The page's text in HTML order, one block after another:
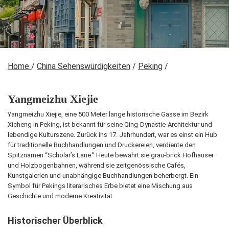
Home / China Sehenswürdigkeiten / Peking /
Yangmeizhu Xiejie
Yangmeizhu Xiejie, eine 500 Meter lange historische Gasse im Bezirk
Xicheng in Peking, ist bekannt für seine Qing-Dynastie-Architektur und
lebendige Kulturszene. Zurück ins 17. Jahrhundert, war es einst ein Hub
für traditionelle Buchhandlungen und Druckereien, verdiente den
Spitznamen “Scholar’s Lane.” Heute bewahrt sie grau-brick Hofhäuser
und Holzbogenbahnen, während sie zeitgenössische Cafés,
Kunstgalerien und unabhängige Buchhandlungen beherbergt. Ein
Symbol für Pekings literarisches Erbe bietet eine Mischung aus
Geschichte und moderne Kreativität.
Historischer Überblick